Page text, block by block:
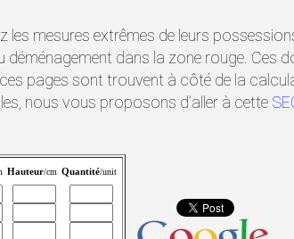
les mesures extrêmes de leurs
déménagement dans la zone rouge. Ces
pages sont trouvent à côté de la
nous vous proposons d’aller à cette
Hauteur/cm Quantité/unit